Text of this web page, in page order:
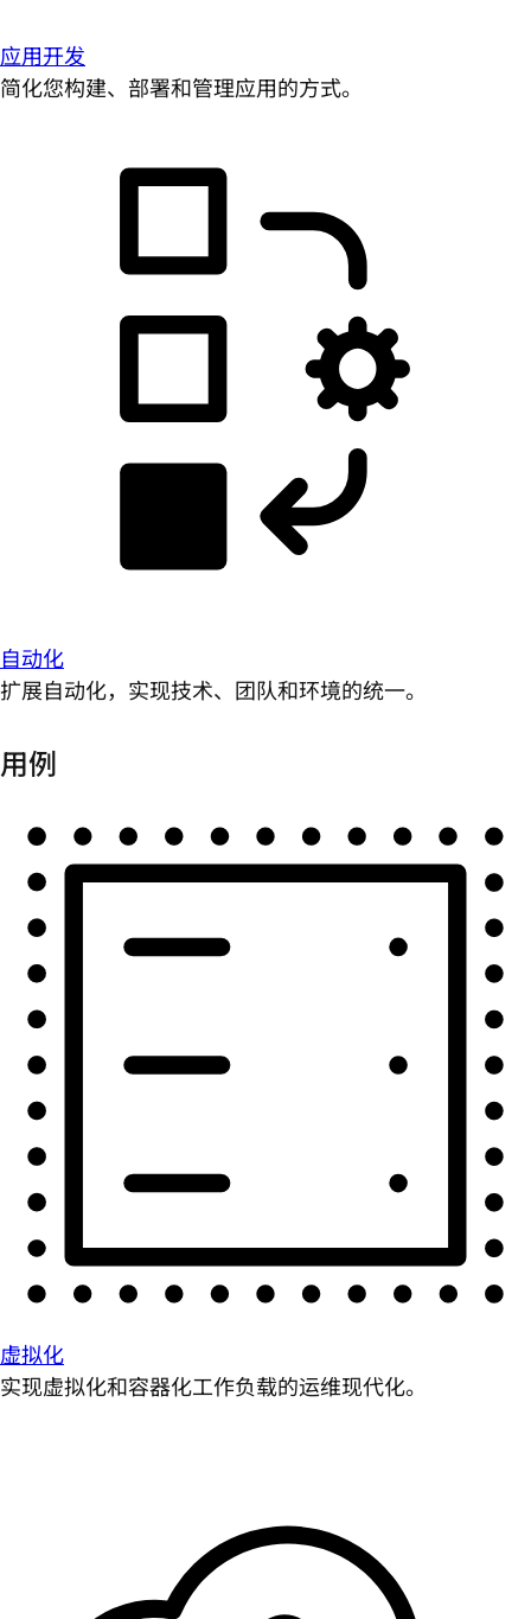
应用开发
简化您构建、部署和管理应用的方式。
自动化
扩展自动化，实现技术、团队和环境的统一。
用例
虚拟化
实现虚拟化和容器化工作负载的运维现代化。